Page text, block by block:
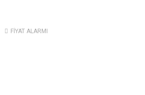
FİYAT ALARMI